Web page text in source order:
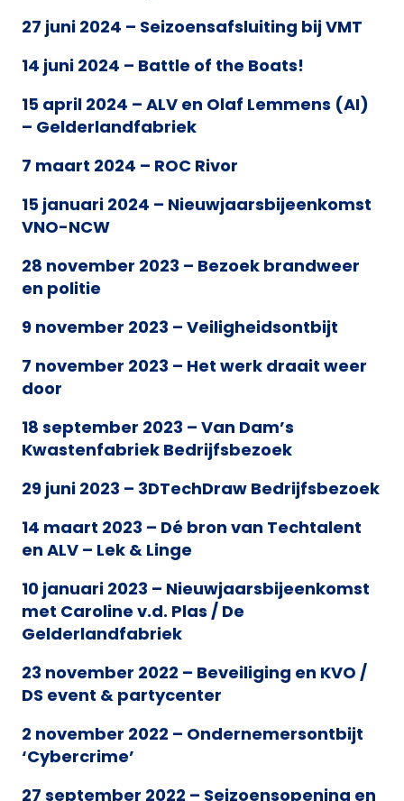
27 juni 2024 – Seizoensafsluiting bij VMT
14 juni 2024 – Battle of the Boats!
15 april 2024 – ALV en Olaf Lemmens (AI)
– Gelderlandfabriek
7 maart 2024 – ROC Rivor
15 januari 2024 – Nieuwjaarsbijeenkomst
VNO-NCW
28 november 2023 – Bezoek brandweer
en politie
9 november 2023 – Veiligheidsontbijt
7 november 2023 – Het werk draait weer
door
18 september 2023 – Van Dam’s
Kwastenfabriek Bedrijfsbezoek
29 juni 2023 – 3DTechDraw Bedrijfsbezoek
14 maart 2023 – Dé bron van Techtalent
en ALV – Lek & Linge
10 januari 2023 – Nieuwjaarsbijeenkomst
met Caroline v.d. Plas / De
Gelderlandfabriek
23 november 2022 – Beveiliging en KVO /
DS event & partycenter
2 november 2022 – Ondernemersontbijt
‘Cybercrime’
27 september 2022 – Seizoensopening en